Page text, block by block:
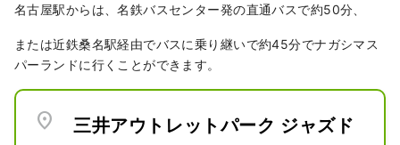
名古屋駅からは、名鉄バスセンター発の直通バスで約50分、
または近鉄桑名駅経由でバスに乗り継いで約45分でナガシマス
パーランドに行くことができます。
location_on
三井アウトレットパーク ジャズド